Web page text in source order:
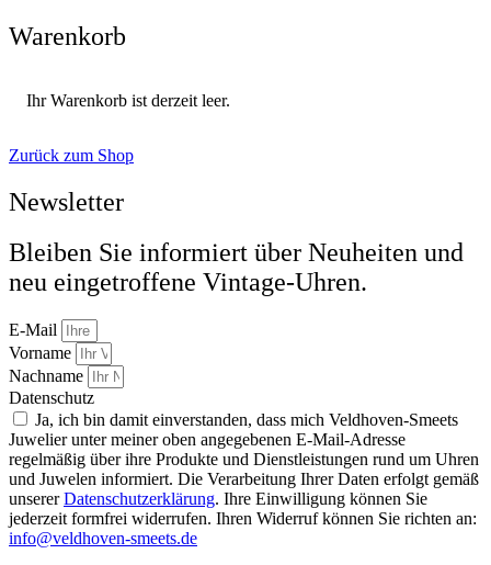
Warenkorb
Ihr Warenkorb ist derzeit leer.
Zurück zum Shop
Newsletter
Bleiben Sie informiert über Neuheiten und
neu eingetroffene Vintage-Uhren.
E-Mail
Vorname
Nachname
Datenschutz
Ja, ich bin damit einverstanden, dass mich Veldhoven-Smeets
Juwelier unter meiner oben angegebenen E-Mail-Adresse
regelmäßig über ihre Produkte und Dienstleistungen rund um Uhren
und Juwelen informiert. Die Verarbeitung Ihrer Daten erfolgt gemäß
unsererDatenschutzerklärung. Ihre Einwilligung können Sie
jederzeit formfrei widerrufen. Ihren Widerruf können Sie richten an:
info@veldhoven-smeets.de